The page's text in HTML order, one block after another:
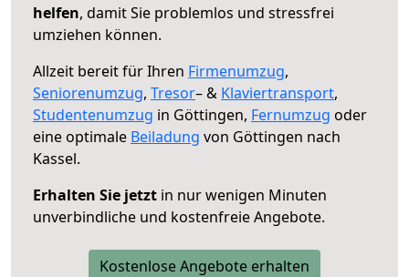
helfen, damit Sie problemlos und stressfrei
umziehen können.
Allzeit bereit für Ihren Firmenumzug,
Seniorenumzug, Tresor– & Klaviertransport,
Studentenumzug in Göttingen, Fernumzug oder
eine optimale Beiladung von Göttingen nach
Kassel.
Erhalten Sie jetzt in nur wenigen Minuten
unverbindliche und kostenfreie Angebote.
Kostenlose Angebote erhalten